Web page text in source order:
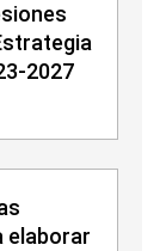
2027
elaborar